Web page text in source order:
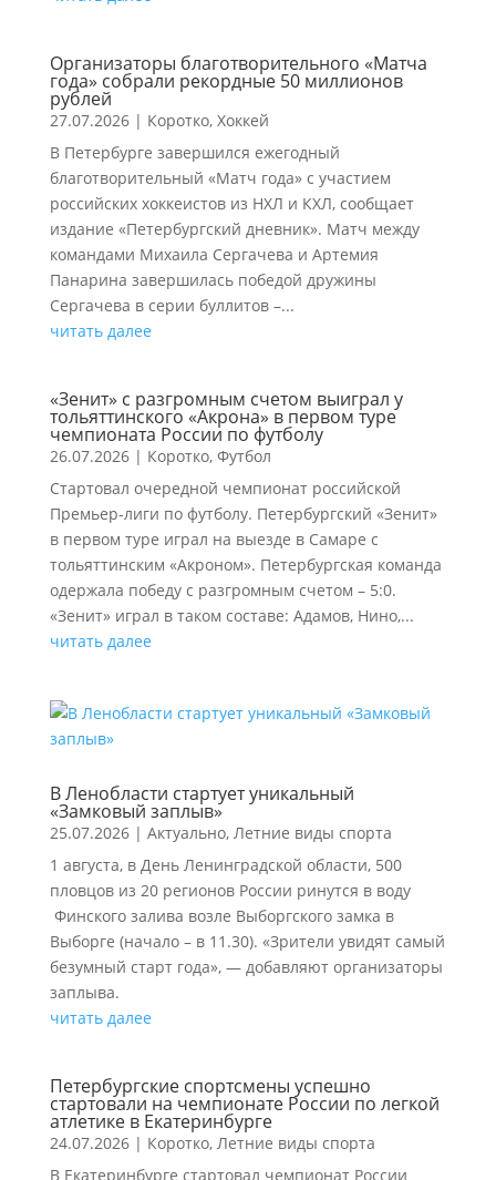
Организаторы благотворительного «Матча
года» собрали рекордные 50 миллионов
рублей
27.07.2026| Коротко, Хоккей
В Петербурге завершился ежегодный
благотворительный «Матч года» с участием
российских хоккеистов из НХЛ и КХЛ, сообщает
издание «Петербургский дневник». Матч между
командами Михаила Сергачева и Артемия
Панарина завершилась победой дружины
Сергачева в серии буллитов –...
читать далее
«Зенит» с разгромным счетом выиграл у
тольяттинского «Акрона» в первом туре
чемпионата России по футболу
26.07.2026| Коротко, Футбол
Стартовал очередной чемпионат российской
Премьер-лиги по футболу. Петербургский «Зенит»
в первом туре играл на выезде в Самаре с
тольяттинским «Акроном». Петербургская команда
одержала победу с разгромным счетом – 5:0.
«Зенит» играл в таком составе: Адамов, Нино,...
читать далее
В Ленобласти стартует уникальный
«Замковый заплыв»
25.07.2026| Актуально, Летние виды спорта
1 августа, в День Ленинградской области, 500
пловцов из 20 регионов России ринутся в воду
Финского залива возле Выборгского замка в
Выборге (начало – в 11.30). «Зрители увидят самый
безумный старт года», — добавляют организаторы
заплыва.
читать далее
Петербургские спортсмены успешно
стартовали на чемпионате России по легкой
атлетике в Екатеринбурге
24.07.2026| Коротко, Летние виды спорта
В Екатеринбурге стартовал чемпионат России